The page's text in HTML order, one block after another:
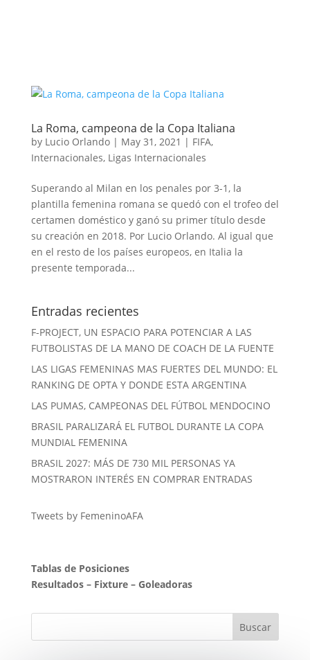
La Roma, campeona de la Copa Italiana
by Lucio Orlando| May 31, 2021 | FIFA,
Internacionales, Ligas Internacionales
Superando al Milan en los penales por 3-1, la
plantilla femenina romana se quedó con el trofeo del
certamen doméstico y ganó su primer título desde
su creación en 2018. Por Lucio Orlando. Al igual que
en el resto de los países europeos, en Italia la
presente temporada...
Entradas recientes
F-PROJECT, UN ESPACIO PARA POTENCIAR A LAS
FUTBOLISTAS DE LA MANO DE COACH DE LA FUENTE
LAS LIGAS FEMENINAS MAS FUERTES DEL MUNDO: EL
RANKING DE OPTA Y DONDE ESTA ARGENTINA
LAS PUMAS, CAMPEONAS DEL FÚTBOL MENDOCINO
BRASIL PARALIZARÁ EL FUTBOL DURANTE LA COPA
MUNDIAL FEMENINA
BRASIL 2027: MÁS DE 730 MIL PERSONAS YA
MOSTRARON INTERÉS EN COMPRAR ENTRADAS
Tweets by FemeninoAFA
Tablas de Posiciones
Resultados– Fixture– Goleadoras